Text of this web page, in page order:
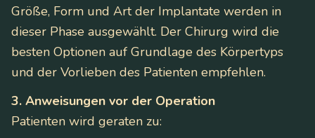
Größe, Form und Art der Implantate werden in
dieser Phase ausgewählt. Der Chirurg wird die
besten Optionen auf Grundlage des Körpertyps
und der Vorlieben des Patienten empfehlen.
3. Anweisungen vor der Operation
Patienten wird geraten zu: